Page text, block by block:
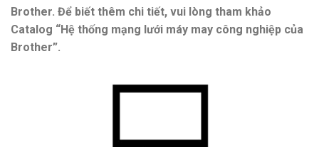
Brother. Để biết thêm chi tiết, vui lòng tham khảo
Catalog “Hệ thống mạng lưới máy may công nghiệp của
Brother”.